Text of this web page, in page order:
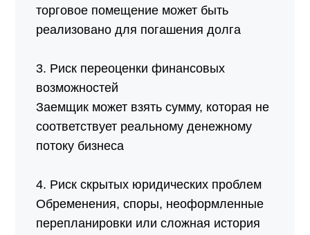
торговое помещение может быть
реализовано для погашения долга
3. Риск переоценки финансовых
возможностей
Заемщик может взять сумму, которая не
соответствует реальному денежному
потоку бизнеса
4. Риск скрытых юридических проблем
Обременения, споры, неоформленные
перепланировки или сложная история